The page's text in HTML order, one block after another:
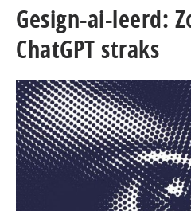
Gesign-ai-leerd:
ChatGPT straks